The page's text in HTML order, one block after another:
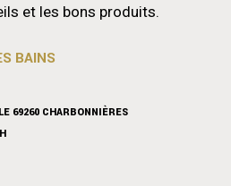
et les bons produits.
BAINS
69260 CHARBONNIÈRES